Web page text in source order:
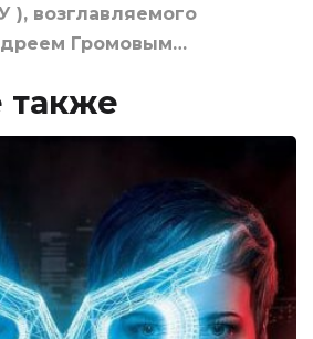
), возглавляемого
Громовым…
также